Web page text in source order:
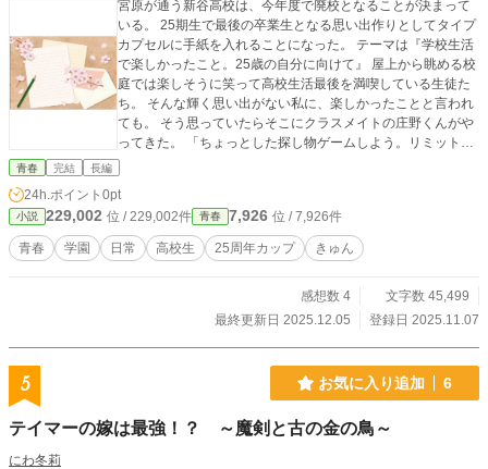
宮原が通う新谷高校は、今年度で廃校となることが決まって
いる。 25期生で最後の卒業生となる思い出作りとしてタイプ
カプセルに手紙を入れることになった。 テーマは『学校生活
で楽しかったこと。25歳の自分に向けて』 屋上から眺める校
庭では楽しそうに笑って高校生活最後を満喫している生徒た
ち。 そんな輝く思い出がない私に、楽しかったことと言われ
ても。 そう思っていたらそこにクラスメイトの庄野くんがや
ってきた。 「ちょっとした探し物ゲームしよう。リミットは
卒業式」 探し物をしながら思い出す学校生活とは。
青春 完結 長編
24h.ポイント 0pt
小説 229,002 位 / 229,002件 青春 7,926 位 / 7,926件
青春 学園 日常 高校生 25周年カップ きゅん
感想数 4
文字数 45,499
最終更新日 2025.12.05
登録日 2025.11.07
5 お気に入り追加 6
テイマーの嫁は最強！？ ～魔剣と古の金の鳥～
にわ冬莉